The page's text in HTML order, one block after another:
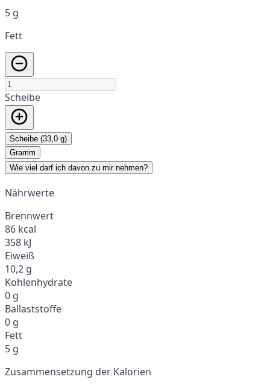
5 g
Fett
Scheibe
Scheibe (33,0 g)
Gramm
Wie viel darf ich davon zu mir nehmen?
Nährwerte
Brennwert
86 kcal
358 kJ
Eiweiß
10,2 g
Kohlenhydrate
0 g
Ballaststoffe
0 g
Fett
5 g
Zusammensetzung der Kalorien